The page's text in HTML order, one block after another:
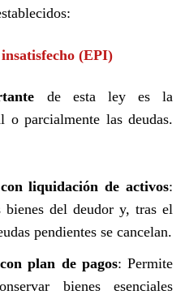
(EPI)
de esta ley es la
o parcialmente las deudas.
liquidación de activos:
bienes del deudor y, tras el
pendientes se cancelan.
plan de pagos: Permite
bienes esenciales